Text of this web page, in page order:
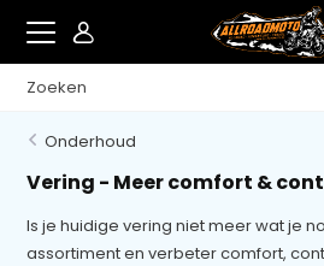
Onderhoud
Vering - Meer comfort &
Is je huidige vering niet meer wat je
assortiment en verbeter comfort,